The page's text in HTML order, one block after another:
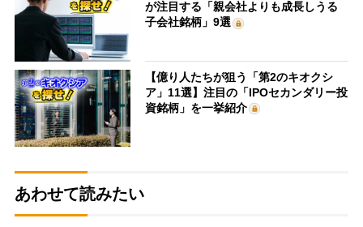
が注目する「親会社よりも成長しうる
子会社銘柄」9選
【億り人たちが狙う「第2のキオクシ
ア」11選】注目の「IPOセカンダリー投
資銘柄」を一挙紹介
あわせて読みたい